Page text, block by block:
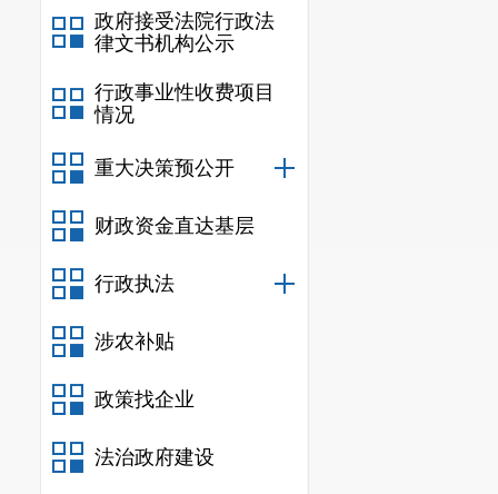
政府接受法院行政法
律文书机构公示
行政事业性收费项目
情况
重大决策预公开
财政资金直达基层
行政执法
涉农补贴
政策找企业
法治政府建设